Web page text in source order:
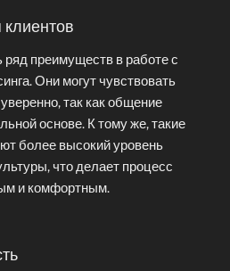
ряд преимуществ в работе с
Они могут чувствовать
так как общение
основе. К тому же, такие
более высокий уровень
что делает процесс
и комфортным.